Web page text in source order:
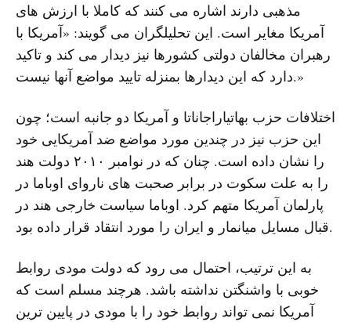
مذهبی دارند اشاره می کنند که کاملا با ارزش های
آمریکا مغایر است. این تحلیلگران می گویند: «آمریکا با
رهبران مخالفان دولتی کشورها نیز دیدار می کند و تاکید
دارد که این دیدارها بمنزله تایید مواضع آنها نیست.»
اختلافات حزب بهاتیاراجاناتا و آمریکا دو جانبه است؛ چون
این حزب نیز در چندین مورد مواضع ضد آمریکایی خود
را نشان داده است. چنان که در نوامبر ۲۰۱۰ دولت هند
را به علت سکوت در برابر صحبت های ناروای اوباما در
پارلمان آمریکا متهم کرد. اوباما سیاست خارجی هند در
قبال مسایل میانمار و ایران را مورد انتقاد قرار داده بود.
به این ترتیب، احتمال می رود که دولت مودی روابط
خوبی با واشنگتن نداشته باشد. هرچند مسلم است که
آمریکا نمی تواند روابط خود را با مودی در پایین ترین